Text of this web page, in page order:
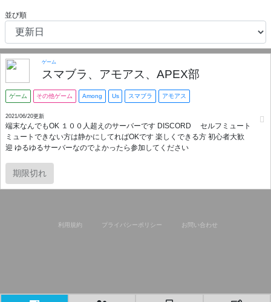
並び順
ゲーム
スマブラ、アモアス、APEX部
ゲーム その他ゲーム Among Us スマブラ アモアス
2021/06/20更新
端末なんでもOK １００人超えのサーバーです DISCORD セルフミュート
ミュートできない方は静かにしてればOKです 楽しくできる方 初心者大歓
迎 ゆるゆるサーバーなのでよかったら参加してください
期限切れ
利用規約 プライバシーポリシー お問い合わせ